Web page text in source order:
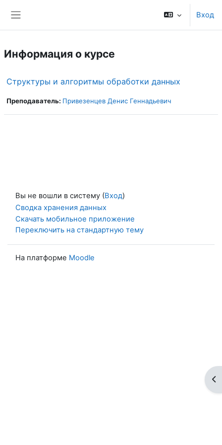
Вход
Информация о курсе
Структуры и алгоритмы обработки данных
Преподаватель: Привезенцев Денис Геннадьевич
Вы не вошли в систему (Вход)
Сводка хранения данных
Скачать мобильное приложение
Переключить на стандартную тему
На платформе Moodle